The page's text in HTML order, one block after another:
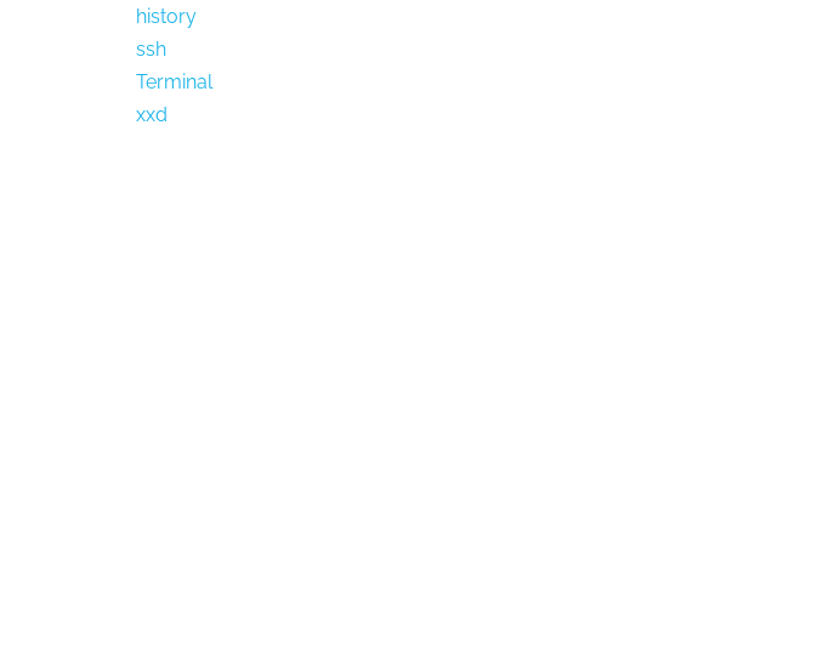
history
ssh
Terminal
xxd